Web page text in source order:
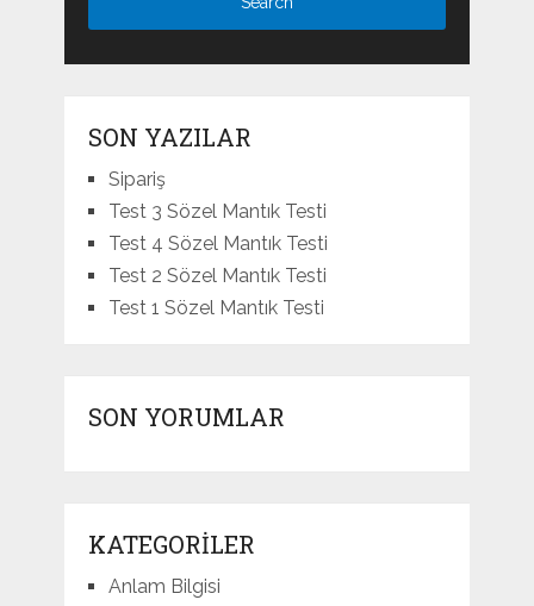
SON YAZILAR
Sipariş
Test 3 Sözel Mantık Testi
Test 4 Sözel Mantık Testi
Test 2 Sözel Mantık Testi
Test 1 Sözel Mantık Testi
SON YORUMLAR
KATEGORILER
Anlam Bilgisi